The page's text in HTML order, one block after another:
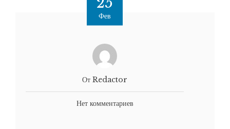
Фев
От Redactor
Нет комментариев